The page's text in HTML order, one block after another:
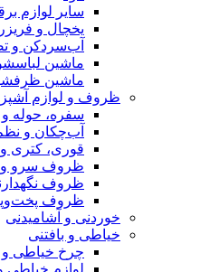
سایر لوازم
یخچال و فریزر
آب‌سردکن و
ماشین
ماشین
ظروف و لوازم
سفره، حوله
آب‌چکان و
قوری، کتری
ظروف سرو و
ظروف
ظروف
خوردنی و آشامیدنی
خیاطی و بافتنی
چرخ خیاطی و